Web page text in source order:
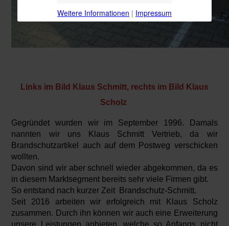
Links im Bild Klaus Schmitt, rechts im Bild Klaus
Scholz
Gegründet wurden wir im September 1996. Damals
nannten wir uns Klaus Schmitt Vertrieb, da wir
Brandschutzartikel auch auf dem Postweg verschicken
wollten.
Davon sind wir aber schnell wieder abgekommen, da es
in diesem Marktsegment bereits sehr viele Firmen gibt.
So entstand nach kurzer Zeit Brandschutz-Schmitt.
Seit 2016 arbeiten wir erfolgreich mit Klaus Scholz
zusammen. Durch ihn können wir auch eine Erweiterung
Weitere Informationen | Impressum